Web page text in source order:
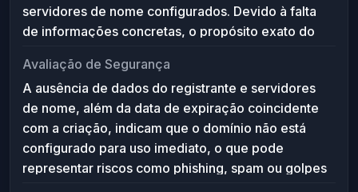
servidores de nome configurados. Devido à falta
de informações concretas, o propósito exato do
estar inativo, reservado para uso futuro, ou
possivelmente associado a atividades suspeitas.
Avaliação de Segurança
A ausência de dados do registrante e servidores
de nome, além da data de expiração coincidente
com a criação, indicam que o domínio não está
configurado para uso imediato, o que pode
representar riscos como phishing, spam ou golpes